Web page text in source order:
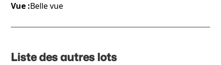
Vue :Belle vue
Liste des autres lots